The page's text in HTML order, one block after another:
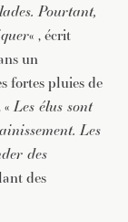
Pourtant,
« , écrit
un
fortes pluies de
«Les élus sont
Les
des
des